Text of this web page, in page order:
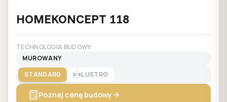
HOMEKONCEPT 118
TECHNOLOGIA BUDOWY:
MUROWANY
STANDARD
LUSTRO
Poznaj cenę budowy